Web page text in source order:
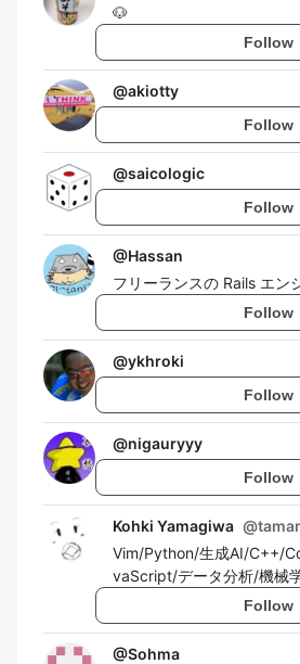
🐶
Follow
@akiotty
Follow
@saicologic
Follow
@Hassan
フリーランスの Rails エン
Follow
@ykhroki
Follow
@nigauryyy
Follow
Kohki Yamagiwa @
Vim/Python/生成AI/C++/
vaScript/データ分析/機械
Follow
@Sohma